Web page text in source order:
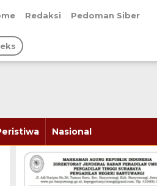
Redaksi Pedoman Siber
Nasional